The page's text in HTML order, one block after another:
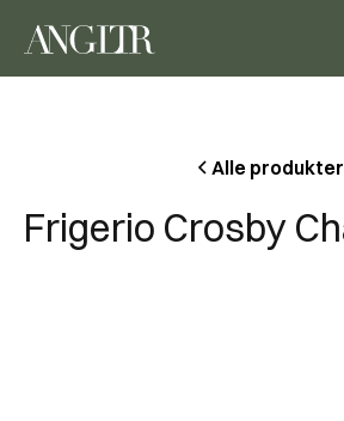
Alle produkter
Frigerio Crosby